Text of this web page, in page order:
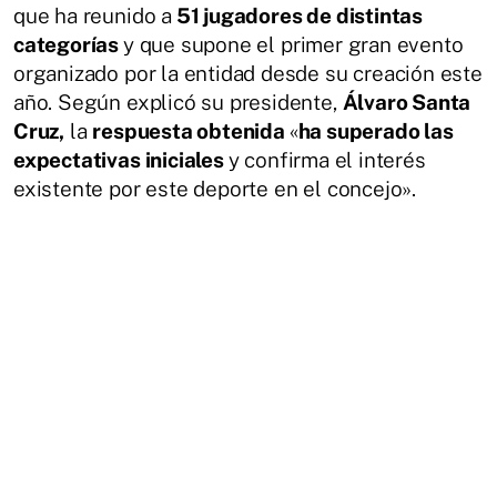
que ha reunido a 51 jugadores de distintas
categoríasy que supone el primer gran evento
organizado por la entidad desde su creación este
año. Según explicó su presidente, Álvaro Santa
Cruz, la respuesta obtenida «ha superado las
expectativas inicialesy confirma el interés
existente por este deporte en el concejo».